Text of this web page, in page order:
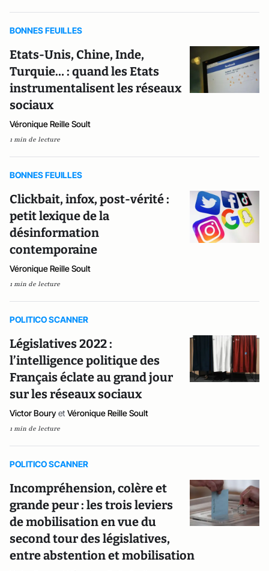
BONNES FEUILLES
Etats-Unis, Chine, Inde,
Turquie… : quand les Etats
instrumentalisent les réseaux
sociaux
Véronique Reille Soult
1 min de lecture
BONNES FEUILLES
Clickbait, infox, post-vérité :
petit lexique de la
désinformation
contemporaine
Véronique Reille Soult
1 min de lecture
POLITICO SCANNER
Législatives 2022 :
l’intelligence politique des
Français éclate au grand jour
sur les réseaux sociaux
Victor Boury et Véronique Reille Soult
1 min de lecture
POLITICO SCANNER
Incompréhension, colère et
grande peur : les trois leviers
de mobilisation en vue du
second tour des législatives,
entre abstention et mobilisation